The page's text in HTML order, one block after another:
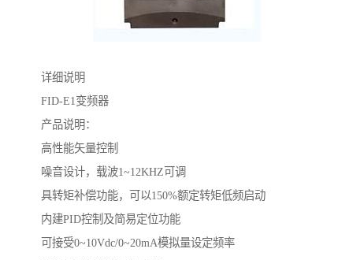
详细说明
FID-E1变频器
产品说明：
高性能矢量控制
噪音设计，载波1~12KHZ可调
具转矩补偿功能，可以150%额定转矩低频启动
内建PID控制及简易定位功能
可接受0~10Vdc/0~20mA模拟量设定频率